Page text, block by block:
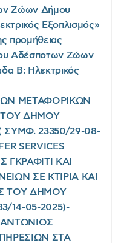
Ζώων Δήμου
Εξοπλισμός»
προμήθειας
Αδέσποτων Ζώων
Β: Ηλεκτρικός
ΜΕΤΑΦΟΡΙΚΩΝ
ΤΟΥ ΔΗΜΟΥ
23350/29-08-
SERVICES
ΓΚΡΑΦΙΤΙ ΚΑΙ
ΣΕ ΚΤΙΡΙΑ ΚΑΙ
ΤΟΥ ΔΗΜΟΥ
14-05-2025)-
ΣΤΑ